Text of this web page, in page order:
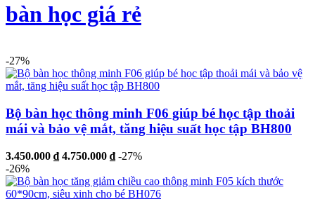
bàn học giá rẻ
-27%
Bộ bàn học thông minh F06 giúp bé học tập thoải
mái và bảo vệ mắt, tăng hiệu suất học tập BH800
3.450.000 ₫ 4.750.000 ₫ -27%
-26%